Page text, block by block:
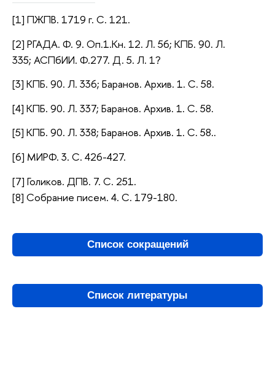
[1] ПЖПВ. 1719 г. С. 121.
[2] РГАДА. Ф. 9. Оп.1.Кн. 12. Л. 56; КПБ. 90. Л.
335; АСПбИИ. Ф.277. Д. 5. Л. 1?
[3] КПБ. 90. Л. 336; Баранов. Архив. 1. С. 58.
[4] КПБ. 90. Л. 337; Баранов. Архив. 1. С. 58.
[5] КПБ. 90. Л. 338; Баранов. Архив. 1. С. 58..
[6] МИРФ. 3. С. 426-427.
[7] Голиков. ДПВ. 7. С. 251.
[8] Собрание писем. 4. С. 179-180.
Список сокращений
Список литературы